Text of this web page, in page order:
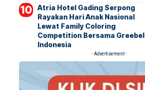
Atria Hotel Gading Serpong
Rayakan Hari Anak Nasional
Lewat Family Coloring
Competition Bersama Greebel
Indonesia
- Advertisement -